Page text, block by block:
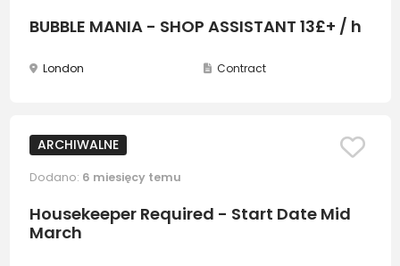
BUBBLE MANIA - SHOP ASSISTANT 13£+ / h
London Contract
ARCHIWALNE
Dodano: 6 miesięcy temu
Housekeeper Required - Start Date Mid
March